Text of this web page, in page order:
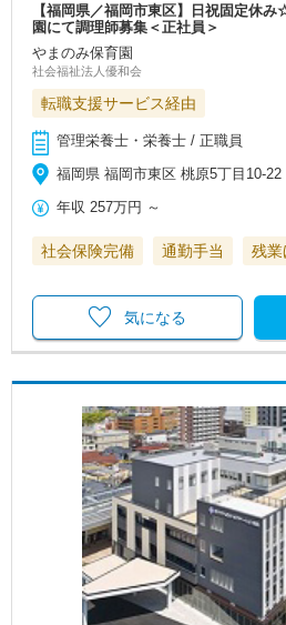
【福岡県／福岡市東区】日祝固定休
園にて調理師募集＜正社員＞
やまのみ保育園
社会福祉法人優和会
転職支援サービス経由
管理栄養士・栄養士 / 正職員
福岡県 福岡市東区 桃原5丁目10-22
年収 257万円 ～
社会保険完備 通勤手当 残業
気になる